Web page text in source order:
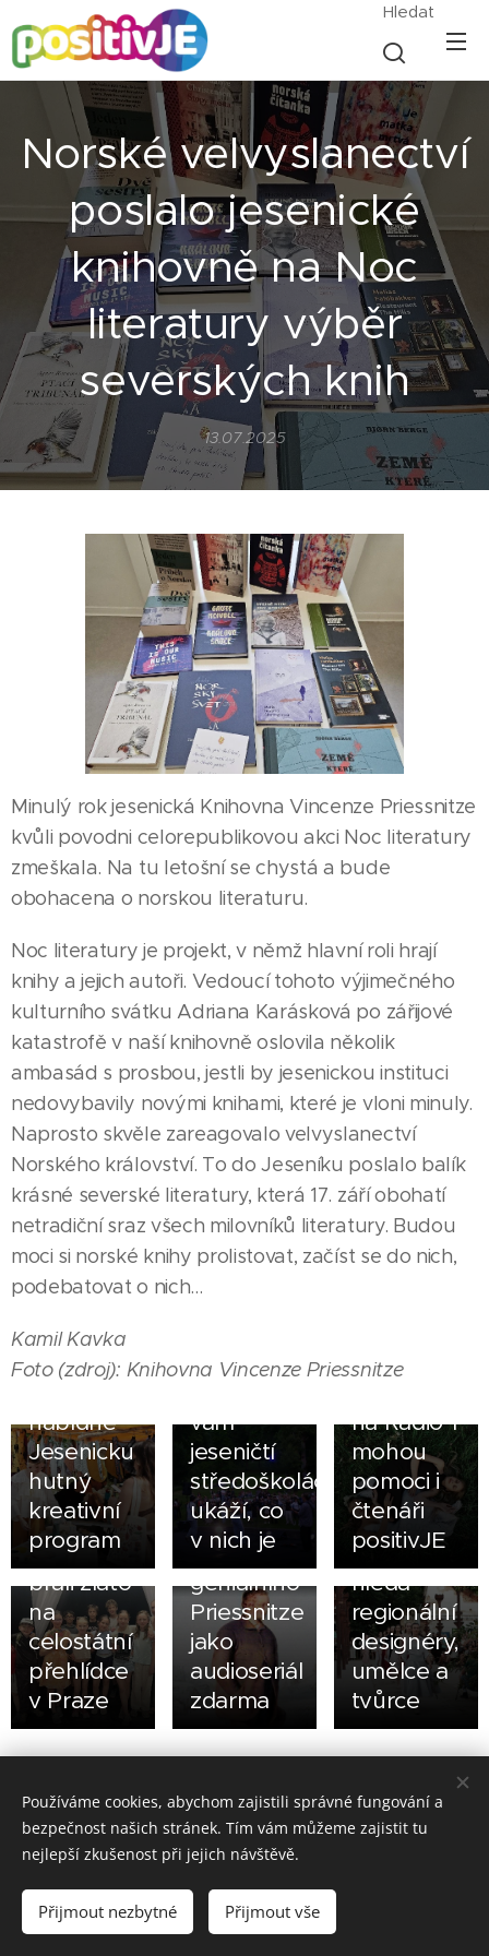
Hledat
Norské velvyslanectví
poslalo jesenické
knihovně na Noc
literatury výběr
severských knih
13.07.2025
Minulý rok jesenická Knihovna Vincenze Priessnitze
kvůli povodni celorepublikovou akci Noc literatury
zmeškala. Na tu letošní se chystá a bude
obohacena o norskou literaturu.
Noc literatury je projekt, v němž hlavní roli hrají
knihy a jejich autoři. Vedoucí tohoto výjimečného
kulturního svátku Adriana Karásková po zářijové
katastrofě v naší knihovně oslovila několik
ambasád s prosbou, jestli by jesenickou instituci
nedovybavily novými knihami, které je vloni minuly.
Naprosto skvěle zareagovalo velvyslanectví
Norského království. To do Jeseníku poslalo balík
krásné severské literatury, která 17. září obohatí
netradiční sraz všech milovníků literatury. Budou
moci si norské knihy prolistovat, začíst se do nich,
podebatovat o nich…
Kamil Kavka
Foto (zdroj): Knihovna Vincenze Priessnitze
Young
Design
nabídne
Jesenicku
hutný
kreativní
program
16.06.2026
vám
jeseničtí
středoškoláci
ukáží, co
v nich je
13.06.2026
Freedberg
vydávají
v
na Radio 1
mohou
pomoci i
čtenáři
positivJE
09.06.2026
Dětští
herci ZUŠ
Jeseník
brali zlato
na
celostátní
přehlídce
v Praze
23.05.2026
Jste líní
číst?
Poslechněte
si příběh
geniálního
Priessnitze
jako
audioseriál
zdarma
Jesenický
YOUNG
DESIGN
FEST
2026
hledá
regionální
designéry,
umělce a
tvůrce
Made in Jesenicko © 2026 positivJE. Všechna práva vyhrazena.
Cookies
Používáme cookies, abychom zajistili správné fungování a
bezpečnost našich stránek. Tím vám můžeme zajistit tu
nejlepší zkušenost při jejich návštěvě.
Přijmout nezbytné Přijmout vše